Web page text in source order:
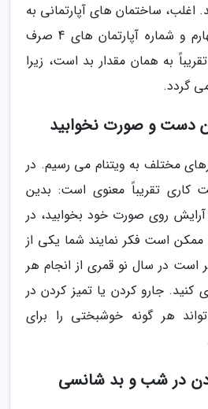
اغلب، ساختمان های آپارتمانی به
همین علت از طبقه چهارم و شماره آپارتمان های 4 صرف
نظر می نمایند. عدد 9 تقریباً به همان مقدار بد است، زیرا
دست و صورت نخوابید
مختلف به ویتنام می رسیم. در
کاری تقریباً معنوی است: بدین
آرایش روی صورت خود بخوابید، در
است فکر نمایند شما یکی از
است در سال نو قمری از انجام هر
کنید. جارو کردن یا تمیز کردن در
هر گونه خوشبختی را برای
در شب و بد شانسی